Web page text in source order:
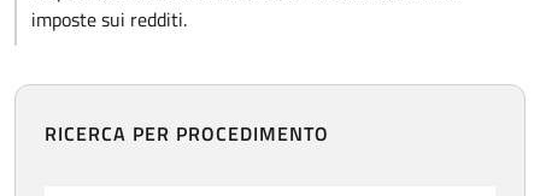
imposte sui redditi.
RICERCA PER PROCEDIMENTO